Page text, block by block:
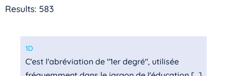
Results: 583
1D
C'est l'abréviation de "1er degré", utilisée